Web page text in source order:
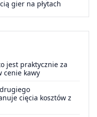
gier na płytach
jest praktycznie za
cenie kawy
cięcia kosztów z